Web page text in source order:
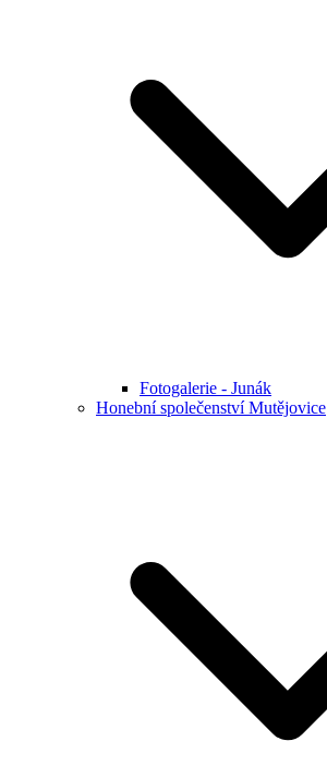
Fotogalerie - Junák
Honební společenství Mutějovice